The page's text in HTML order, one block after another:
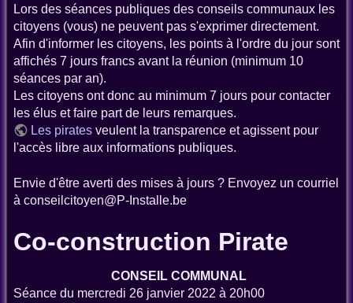
Lors des séances publiques des conseils communaux les
citoyens (vous) ne peuvent pas s'exprimer directement.
Afin d'informer les citoyens, les points à l'ordre du jour sont
affichés 7 jours francs avant la réunion (minimum 10
séances par an).
Les citoyens ont donc au minimum 7 jours pour contacter
les élus et faire part de leurs remarques.
Les pirates veulent la transparence et agissent pour
l'accès libre aux informations publiques.
Envie d'être averti des mises à jours ? Envoyez un courriel
à conseilcitoyen@P-Installe.be
Co-construction Pirate
CONSEIL COMMUNAL
Séance du mercredi 26 janvier 2022 à 20h00